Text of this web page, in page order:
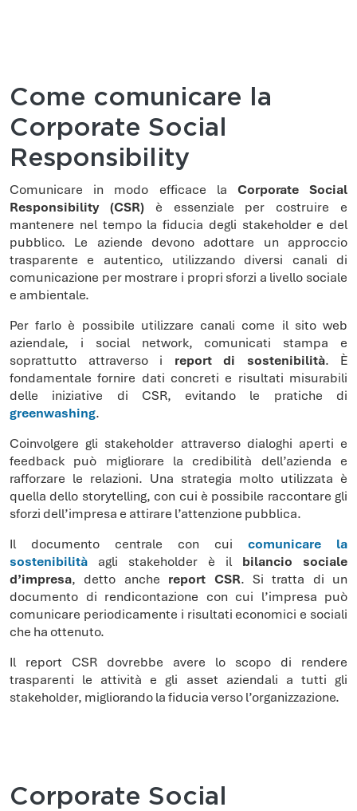
Come comunicare la
Corporate Social
Responsibility
Comunicare in modo efficace la Corporate Social
Responsibility (CSR)è essenziale per costruire e
mantenere nel tempo la fiducia degli stakeholder e del
pubblico. Le aziende devono adottare un approccio
trasparente e autentico, utilizzando diversi canali di
comunicazione per mostrare i propri sforzi a livello sociale
e ambientale.
Per farlo è possibile utilizzare canali come il sito web
aziendale, i social network, comunicati stampa e
soprattutto attraverso i report di sostenibilità. È
fondamentale fornire dati concreti e risultati misurabili
delle iniziative di CSR, evitando le pratiche di
greenwashing.
Coinvolgere gli stakeholder attraverso dialoghi aperti e
feedback può migliorare la credibilità dell’azienda e
rafforzare le relazioni. Una strategia molto utilizzata è
quella dello storytelling, con cui è possibile raccontare gli
sforzi dell’impresa e attirare l’attenzione pubblica.
Il documento centrale con cui comunicare la
sostenibilità agli stakeholder è il bilancio sociale
d’impresa, detto anche report CSR. Si tratta di un
documento di rendicontazione con cui l’impresa può
comunicare periodicamente i risultati economici e sociali
che ha ottenuto.
Il report CSR dovrebbe avere lo scopo di rendere
trasparenti le attività e gli asset aziendali a tutti gli
stakeholder, migliorando la fiducia verso l’organizzazione.
Corporate Social